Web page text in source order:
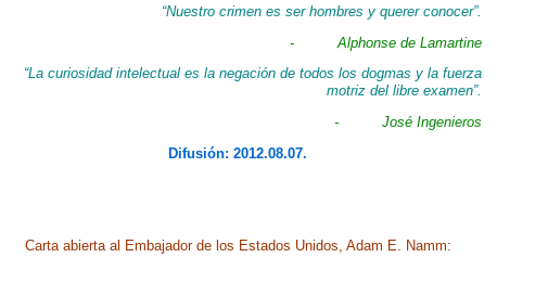
“Nuestro crimen es ser hombres y querer conocer”.
- Alphonse de Lamartine
“La curiosidad intelectual es la negación de todos los dogmas y la fuerza
motriz del libre examen”.
- José Ingenieros
Difusión: 2012.08.07.
Carta abierta al Embajador de los Estados Unidos, Adam E. Namm: